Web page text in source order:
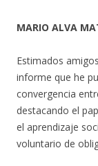
MARIO ALVA
Estimados
informe que he
convergencia
destacando el
el aprendizaje
voluntario de